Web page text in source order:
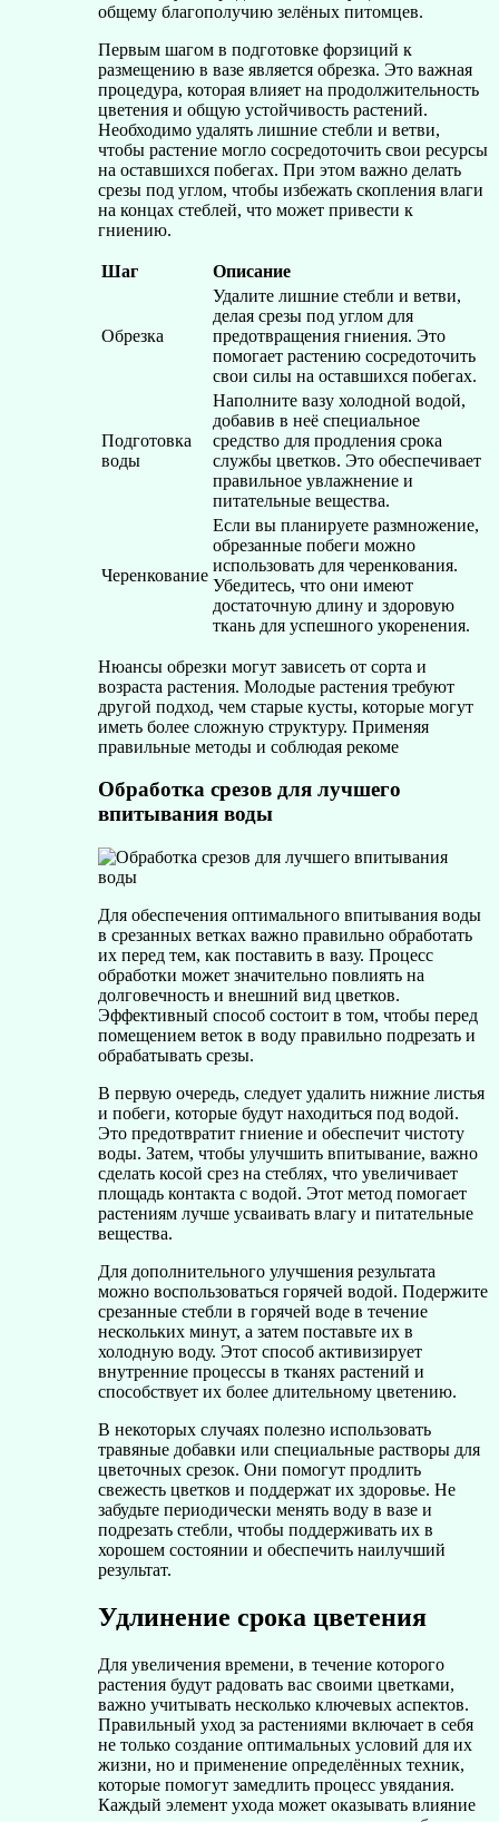
общему благополучию зелёных питомцев.
Первым шагом в подготовке форзиций к
размещению в вазе является обрезка. Это важная
процедура, которая влияет на продолжительность
цветения и общую устойчивость растений.
Необходимо удалять лишние стебли и ветви,
чтобы растение могло сосредоточить свои ресурсы
на оставшихся побегах. При этом важно делать
срезы под углом, чтобы избежать скопления влаги
на концах стеблей, что может привести к
гниению.
Шаг Описание
Обрезка
Удалите лишние стебли и ветви,
делая срезы под углом для
предотвращения гниения. Это
помогает растению сосредоточить
свои силы на оставшихся побегах.
Подготовка
воды
Наполните вазу холодной водой,
добавив в неё специальное
средство для продления срока
службы цветков. Это обеспечивает
правильное увлажнение и
питательные вещества.
Черенкование
Если вы планируете размножение,
обрезанные побеги можно
использовать для черенкования.
Убедитесь, что они имеют
достаточную длину и здоровую
ткань для успешного укоренения.
Нюансы обрезки могут зависеть от сорта и
возраста растения. Молодые растения требуют
другой подход, чем старые кусты, которые могут
иметь более сложную структуру. Применяя
правильные методы и соблюдая рекоме
Обработка срезов для лучшего
впитывания воды
Для обеспечения оптимального впитывания воды
в срезанных ветках важно правильно обработать
их перед тем, как поставить в вазу. Процесс
обработки может значительно повлиять на
долговечность и внешний вид цветков.
Эффективный способ состоит в том, чтобы перед
помещением веток в воду правильно подрезать и
обрабатывать срезы.
В первую очередь, следует удалить нижние листья
и побеги, которые будут находиться под водой.
Это предотвратит гниение и обеспечит чистоту
воды. Затем, чтобы улучшить впитывание, важно
сделать косой срез на стеблях, что увеличивает
площадь контакта с водой. Этот метод помогает
растениям лучше усваивать влагу и питательные
вещества.
Для дополнительного улучшения результата
можно воспользоваться горячей водой. Подержите
срезанные стебли в горячей воде в течение
нескольких минут, а затем поставьте их в
холодную воду. Этот способ активизирует
внутренние процессы в тканях растений и
способствует их более длительному цветению.
В некоторых случаях полезно использовать
травяные добавки или специальные растворы для
цветочных срезок. Они помогут продлить
свежесть цветков и поддержат их здоровье. Не
забудьте периодически менять воду в вазе и
подрезать стебли, чтобы поддерживать их в
хорошем состоянии и обеспечить наилучший
результат.
Удлинение срока цветения
Для увеличения времени, в течение которого
растения будут радовать вас своими цветками,
важно учитывать несколько ключевых аспектов.
Правильный уход за растениями включает в себя
не только создание оптимальных условий для их
жизни, но и применение определённых техник,
которые помогут замедлить процесс увядания.
Каждый элемент ухода может оказывать влияние